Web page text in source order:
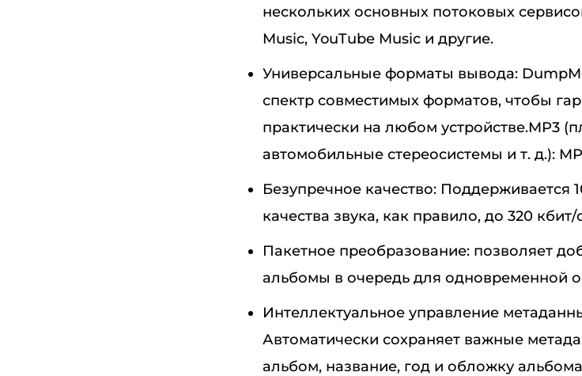
нескольких основных потоковых
Music, YouTube Music и другие.
Универсальные форматы вывода:
спектр совместимых форматов, чтобы
практически на любом устройстве.MP3
автомобильные стереосистемы и т. д.):
Безупречное качество: Поддерживается
качества звука, как правило, до 320 кбит/
Пакетное преобразование: позволяет
альбомы в очередь для одновременной
Интеллектуальное управление
Автоматически сохраняет важные
альбом, название, год и обложку